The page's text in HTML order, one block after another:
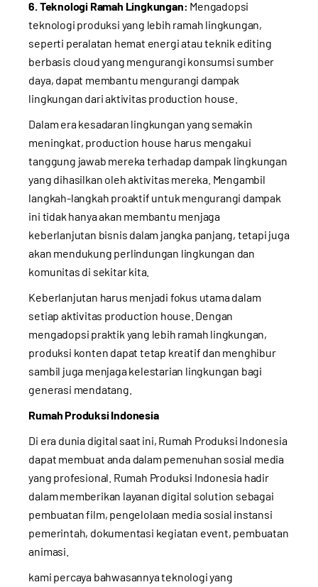
6. Teknologi Ramah Lingkungan: Mengadopsi
teknologi produksi yang lebih ramah lingkungan,
seperti peralatan hemat energi atau teknik editing
berbasis cloud yang mengurangi konsumsi sumber
daya, dapat membantu mengurangi dampak
lingkungan dari aktivitas production house.
Dalam era kesadaran lingkungan yang semakin
meningkat, production house harus mengakui
tanggung jawab mereka terhadap dampak lingkungan
yang dihasilkan oleh aktivitas mereka. Mengambil
langkah-langkah proaktif untuk mengurangi dampak
ini tidak hanya akan membantu menjaga
keberlanjutan bisnis dalam jangka panjang, tetapi juga
akan mendukung perlindungan lingkungan dan
komunitas di sekitar kita.
Keberlanjutan harus menjadi fokus utama dalam
setiap aktivitas production house. Dengan
mengadopsi praktik yang lebih ramah lingkungan,
produksi konten dapat tetap kreatif dan menghibur
sambil juga menjaga kelestarian lingkungan bagi
generasi mendatang.
Rumah Produksi Indonesia
Di era dunia digital saat ini, Rumah Produksi Indonesia
dapat membuat anda dalam pemenuhan sosial media
yang profesional. Rumah Produksi Indonesia hadir
dalam memberikan layanan digital solution sebagai
pembuatan film, pengelolaan media sosial instansi
pemerintah, dokumentasi kegiatan event, pembuatan
animasi.
kami percaya bahwasannya teknologi yang